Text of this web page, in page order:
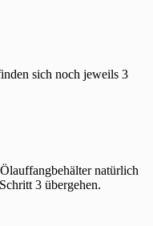
sich noch jeweils 3
natürlich
3 übergehen.